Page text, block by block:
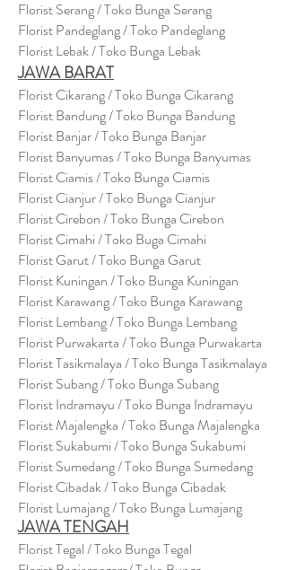
Florist Serang / Toko Bunga Serang
Florist Pandeglang / Toko Pandeglang
Florist Lebak / Toko Bunga Lebak
JAWA BARAT
Florist Cikarang/ Toko Bunga Cikarang
Florist Bandung / Toko Bunga Bandung
Florist Banjar / Toko Bunga Banjar
Florist Banyumas / Toko Bunga Banyumas
Florist Ciamis / Toko Bunga Ciamis
Florist Cianjur / Toko Bunga Cianjur
Florist Cirebon / Toko Bunga Cirebon
Florist Cimahi / Toko Buga Cimahi
Florist Garut / Toko Bunga Garut
Florist Kuningan / Toko Bunga Kuningan
Florist Karawang / Toko Bunga Karawang
Florist Lembang / Toko Bunga Lembang
Florist Purwakarta / Toko Bunga Purwakarta
Florist Tasikmalaya / Toko Bunga Tasikmalaya
Florist Subang / Toko Bunga Subang
Florist Indramayu / Toko Bunga Indramayu
Florist Majalengka / Toko Bunga Majalengka
Florist Sukabumi / Toko Bunga Sukabumi
Florist Sumedang / Toko Bunga Sumedang
Florist Cibadak / Toko Bunga Cibadak
Florist Lumajang / Toko Bunga Lumajang
JAWA TENGAH
Florist Tegal / Toko Bunga Tegal